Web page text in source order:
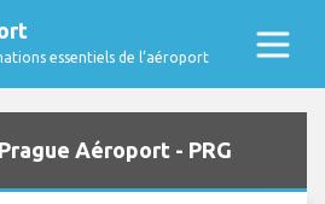
essentiels de l’aéroport
Aéroport - PRG